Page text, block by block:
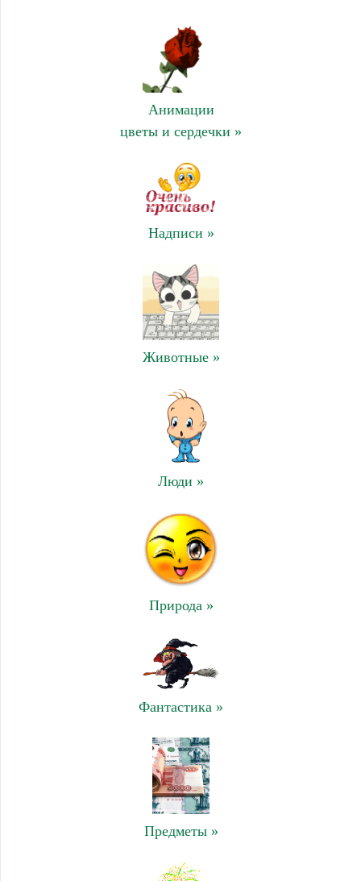
Анимации
цветы и сердечки »
Надписи »
Животные »
Люди »
Природа »
Фантастика »
Предметы »